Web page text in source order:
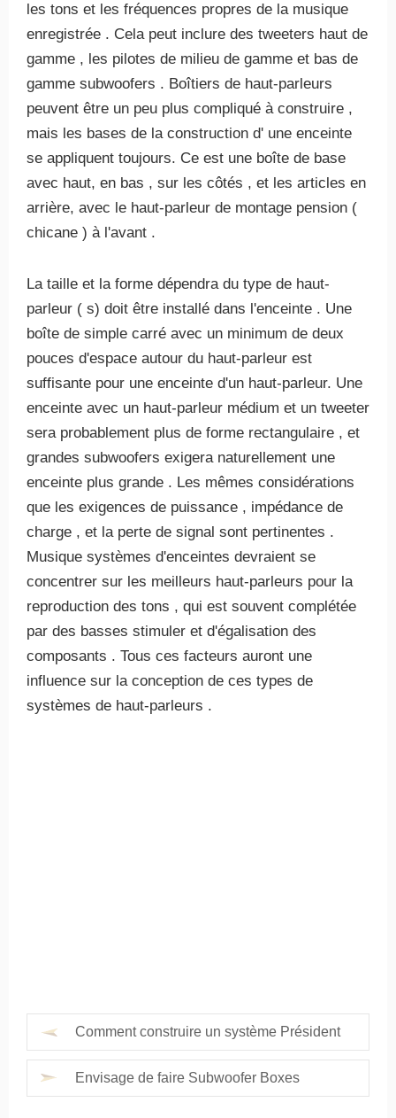
les tons et les fréquences propres de la musique
enregistrée . Cela peut inclure des tweeters haut de
gamme , les pilotes de milieu de gamme et bas de
gamme subwoofers . Boîtiers de haut-parleurs
peuvent être un peu plus compliqué à construire ,
mais les bases de la construction d' une enceinte
se appliquent toujours. Ce est une boîte de base
avec haut, en bas , sur les côtés , et les articles en
arrière, avec le haut-parleur de montage pension (
chicane ) à l'avant .
La taille et la forme dépendra du type de haut-
parleur ( s) doit être installé dans l'enceinte . Une
boîte de simple carré avec un minimum de deux
pouces d'espace autour du haut-parleur est
suffisante pour une enceinte d'un haut-parleur. Une
enceinte avec un haut-parleur médium et un tweeter
sera probablement plus de forme rectangulaire , et
grandes subwoofers exigera naturellement une
enceinte plus grande . Les mêmes considérations
que les exigences de puissance , impédance de
charge , et la perte de signal sont pertinentes .
Musique systèmes d'enceintes devraient se
concentrer sur les meilleurs haut-parleurs pour la
reproduction des tons , qui est souvent complétée
par des basses stimuler et d'égalisation des
composants . Tous ces facteurs auront une
influence sur la conception de ces types de
systèmes de haut-parleurs .
Comment construire un système Président
Envisage de faire Subwoofer Boxes